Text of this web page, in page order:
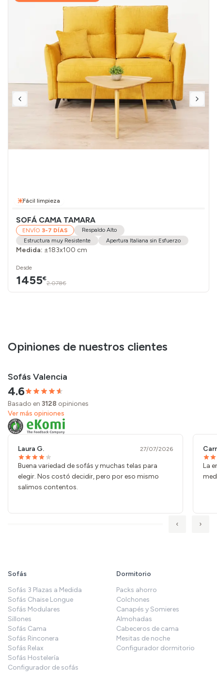
Fácil limpieza
SOFÁ CAMA TAMARA
ENVÍO 3-7 DÍAS
Respaldo Alto
Estructura muy Resistente
Apertura Italiana sin Esfuerzo
Medida: ±183x100 cm
Desde
1455€
2.078€
Opiniones de nuestros clientes
Sofás Valencia
4.6
Basado en 3128 opiniones
Ver más opiniones
Laura G. 27/07/2026
Buena variedad de sofás y muchas telas para
elegir. Nos costó decidir, pero por eso mismo
salimos contentos.
La
›
‹
Sofás
Sofás 3 Plazas a Medida
Sofás Chaise Longue
Sofás Modulares
Sillones
Sofás Cama
Sofás Rinconera
Sofás Relax
Sofás Hostelería
Configurador de sofás
Dormitorio
Packs ahorro
Colchones
Canapés y Somieres
Almohadas
Cabeceros de cama
Mesitas de noche
Configurador dormitorio